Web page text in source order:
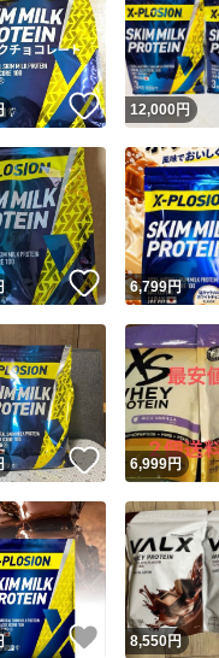
いいね！
12,000円
いいね！
6,799円
いいね！
6,999円
いいね！
8,550円